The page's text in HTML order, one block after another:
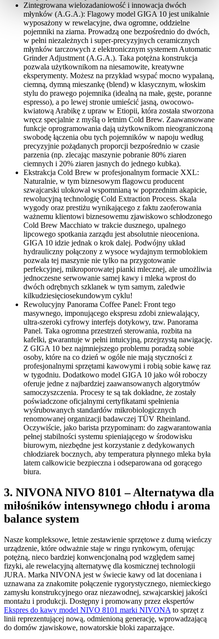
Zintegrowana wielozadaniowość i innowacja dwóch
młynków (A.G.A.): Flagowy model GIGA 10 jest unikalnie
wyposażony w rewelacyjne, dwa ogromne, oddzielne
pojemniki na ziarna. Prowadzą one bezpośrednio do dwóch,
w pełni niezależnych i super-precyzyjnych ceramicznych
młynków tarczowych z elektronicznym systemem Automatic
Grinder Adjustment (A.G.A.). Taka potężna konstrukcja
pozwala użytkownikom na niesamowite, kreatywne
eksperymenty. Możesz na przykład wsypać mocno wypalaną,
ciemną, dymną mieszankę (blend) w klasycznym, włoskim
stylu do prawego pojemnika (idealną na małe, gęste, poranne
espresso), a po lewej stronie umieścić jasną, owocowo-
kwiatową Arabikę z upraw w Etiopii, która została stworzona
wręcz specjalnie z myślą o letnim Cold Brew. Zaawansowane
funkcje oprogramowania dają użytkownikom nieograniczoną
swobodę łączenia obu tych pojemników w napoju według
precyzyjnie pożądanych proporcji bezpośrednio w czasie
parzenia (np. zlecając maszynie pobranie 80% ziaren
ciemnych i 20% ziaren jasnych do jednego kubka).
Ekstrakcja Cold Brew w profesjonalnym formacie XXL:
Naturalnie, w tym biznesowym flagowcu producent
szwajcarski ulokował wspomnianą w poprzednim akapicie,
rewolucyjną technologię Cold Extraction Process. Skala
wygody oraz prestiżu wynikającego z faktu zaoferowania
ważnemu klientowi biznesowemu zjawiskowo schłodzonego
Cold Brew Macchiato w trakcie dusznego, upalnego
lipcowego spotkania zarządu jest absolutnie nieoceniona.
GIGA 10 idzie jednak o krok dalej. Podwójny układ
hydrauliczny połączony z wysoce wydajnym termoblokiem
pozwala tej maszynie nie tylko na przygotowanie
perfekcyjnej, mikroporowatej pianki mlecznej, ale umożliwia
jednoczesne serwowanie samej kawy i mleka wprost do
dwóch odrębnych szklanek w tym samym, zaledwie
kilkudziesięciosekundowym cyklu!
Rewolucyjny Panorama Coffee Panel: Front tego
masywnego, imponującego ekspresu zdobi zniewalający,
ultra-szeroki cyfrowy interfejs dotykowy, tzw. Panorama
Panel. Taka ogromna przestrzeń sterowania, rozbita na
kafelki, gwarantuje w pełni intuicyjną, przejrzystą nawigację.
Z GIGA 10 bez najmniejszego problemu poradzą sobie
osoby, które na co dzień w ogóle nie mają styczności z
profesjonalnymi sprzętami kawowymi i robią sobie kawę raz
w tygodniu. Dodatkowo model GIGA 10 jako wół roboczy
oferuje jedne z najbardziej zaawansowanych algorytmów
samoczyszczenia. Procesy te są tak dokładne, że zostały
poświadczone oficjalnymi certyfikatami spełnienia
wyśrubowanych standardów mikrobiologicznych
renomowanej organizacji badawczej TÜV Rheinland.
Oczywiście, jako barista przypominam: do zagwarantowania
pełnej stabilności systemu spieniającego w środowisku
biurowym, niezbędne jest korzystanie z dedykowanych
chłodziarek bocznych, aby temperatura płynnego mleka była
latem całkowicie bezpieczna i odseparowana od gorącego
biura.
3. NIVONA NIVO 8101 – Alternatywa dla
miłośników intensywnego chłodu i aroma
balance system
Nasze kompleksowe, letnie zestawienie sprzętowe z dumą wieńczy
urządzenie, które odważnie staje w ringu rynkowym, oferując
potężną, nieco bardziej konwencjonalną pod względem samej
fizyki, ale rewelacyjną alternatywę dla kosmicznej technologii
JURA. Marka NIVONA jest w świecie kawy od lat doceniana i
uznawana za znakomite połączenie rygorystycznego, niemieckiego
zamysłu konstrukcyjnego oraz niezawodnej, szwajcarskiej jakości
montażu i produkcji. Dostępny i promowany przez ekspertów
Ekspres do kawy model NIVO 8101 marki NIVONA to sprzęt z
linii reprezentującej nową, odmienioną generację, wprowadzającą
do domów zjawiskowe, nowatorskie bloki zaparzające.